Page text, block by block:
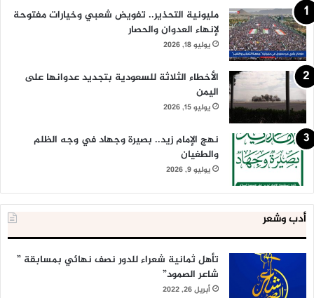
مليونية التحذير.. تفويض شعبي وخيارات مفتوحة
لإنهاء العدوان والحصار
يوليو 18, 2026
الأخطاء الثلاثة للسعودية بتجديد عدوانها على
اليمن
يوليو 15, 2026
نهج الإمام زيد.. بصيرة وجهاد في وجه الظلم
والطغيان
يوليو 9, 2026
أدب وشعر
تأهل ثمانية شعراء للدور نصف نهائي بمسابقة ”
شاعر الصمود”
أبريل 26, 2022